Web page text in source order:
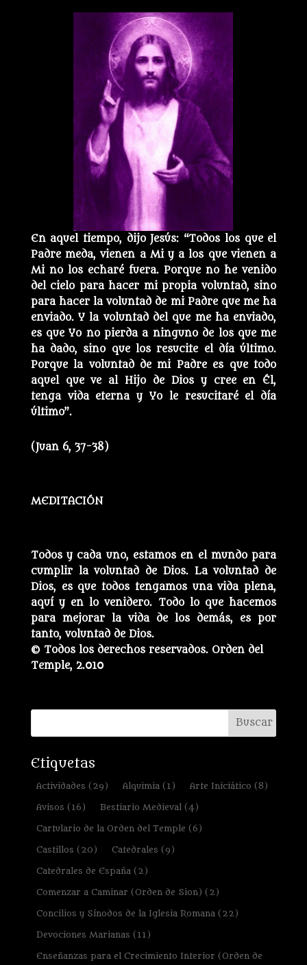
En aquel tiempo, dijo Jesús: “Todos los que el
Padre meda, vienen a Mi y a los que vienen a
Mi no los echaré fuera. Porque no he venido
del cielo para hacer mi propia voluntad, sino
para hacer la voluntad de mi Padre que me ha
enviado. Y la voluntad del que me ha enviado,
es que Yo no pierda a ninguno de los que me
ha dado, sino que los resucite el día último.
Porque la voluntad de mi Padre es que todo
aquel que ve al Hijo de Dios y cree en Él,
tenga vida eterna y Yo le resucitaré el día
último”.
(Juan 6, 37-38)
MEDITACIÓN
Todos y cada uno, estamos en el mundo para
cumplir la voluntad de Dios. La voluntad de
Dios, es que todos tengamos una vida plena,
aquí y en lo venidero. Todo lo que hacemos
para mejorar la vida de los demás, es por
tanto, voluntad de Dios.
© Todos los derechos reservados. Orden del
Temple, 2.010
Etiquetas
Actividades (29) Alquimia (1) Arte Iniciático (8)
Avisos (16) Bestiario Medieval (4)
Cartulario de la Orden del Temple (6)
Castillos (20) Catedrales (9)
Catedrales de España (2)
Comenzar a Caminar (Orden de Sion) (2)
Concilios y Sínodos de la Iglesia Romana (22)
Devociones Marianas (11)
Enseñanzas para el Crecimiento Interior (Orden de